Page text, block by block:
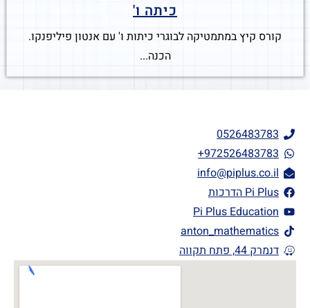
כיתה ו'
קורס קיץ במתמטיקה לבוגרי כיתות ו' עם אנטון פיליפנקו.
הכנה...
0526483783
972526483783+
info@piplus.co.il
Pi Plus הדרכות
Pi Plus Education
anton_mathematics
דנמרק 44, פתח תקווה